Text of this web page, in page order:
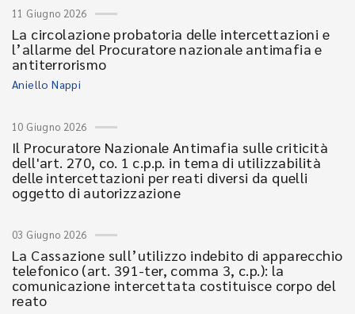
11 Giugno 2026
La circolazione probatoria delle intercettazioni e
l’allarme del Procuratore nazionale antimafia e
antiterrorismo
Aniello Nappi
10 Giugno 2026
Il Procuratore Nazionale Antimafia sulle criticità
dell'art. 270, co. 1 c.p.p. in tema di utilizzabilità
delle intercettazioni per reati diversi da quelli
oggetto di autorizzazione
03 Giugno 2026
La Cassazione sull’utilizzo indebito di apparecchio
telefonico (art. 391-ter, comma 3, c.p.): la
comunicazione intercettata costituisce corpo del
reato